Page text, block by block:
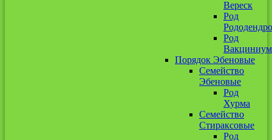
Вереск
Род
Род
Вакциниум
Порядок Эбеновые
Семейство
Эбеновые
Род
Хурма
Семейство
Стираксовые
Род